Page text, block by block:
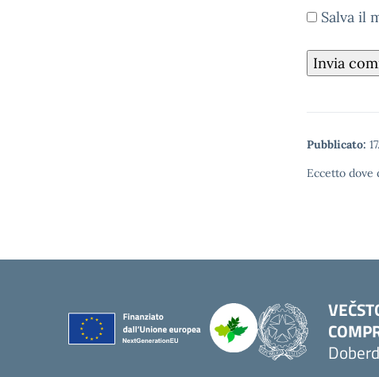
Salva il
Pubblicato:
Eccetto dove